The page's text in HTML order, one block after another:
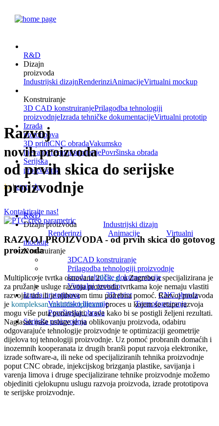
R&D
Dizajn
proizvoda
Industrijski dizajnRenderinziAnimacijeVirtualni mockup
Konstruiranje
3D CAD konstruiranjePrilagodba tehnologiji
proizvodnjeIzrada tehničke dokumentacijeVirtualni prototip
Izrada
prototipova
3D printCNC obradaVakumsko
lijevanjeTermoformiranjePovršinska obrada
Serijska
proizvodnja
hr|eng|de
R&D
Dizajn proizvoda
Industrijski dizajn
Renderinzi
Animacije
Virtualni
mockup
Konstruiranje
3DCAD konstruiranje
Prilagodba tehnologiji proizvodnje
Izrada tehničke dokumentacije
Virtualni prototip
Izrada prototipova
3D print
CNC obrada
Vakumsko lijevanje
Termoformiranje
Površinska obrada
Serijska proizvodnja
Razvoj
novih proizvoda
od prvih skica do serijske
proizvodnje
Kontaktirajte nas!
RAZVOJ PROIZVODA - od prvih skica do gotovog
proizvoda
Multiplico je tvrtka osnovana 2013. g.u Zagrebu a specijalizirana je
za pružanje usluge razvoja proizvoda tvrtkama koje nemaju vlastiti
razvojni tim ili je njihovom timu potrebna pomoć. Razvoj proizvoda
je kompleksan multidisciplinarniproces u kojem se etape razvoja
mogu više puta ponavljajti, a sve kako bi se postigli željeni rezultati.
Naglasak naše usluge je na oblikovanju proizvoda, odabiru
odgovarajuće tehnologije proizvodnje te optimizaciji geometrije
dijelova toj tehnologiji proizvodnje. Uz pomoć probranih domaćih i
inozemnih kooperanata iz drugih branši poput razvoja elektronike,
izrade software-a, ili neke od specijaliziranih tehnika proizvodnje
poput CNC obrade, injekcijskog brizganja plastike, savijanja i
varenja limova i druge specijalizirane tehnike proizvodnje možemo
objediniti cjelokupnu uslugu razvoja proizvoda, izrade prototipova
te serijske proizvodnje.